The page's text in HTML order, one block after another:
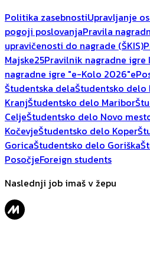
Politika zasebnostiUpravljanje
pogoji poslovanjaPravila
upravičenosti do nagrade (ŠKIS)
Majske25Pravilnik nagradne igre
nagradne igre "e-Kolo 2026"
Študentska delaŠtudentsko delo
KranjŠtudentsko delo Maribor
CeljeŠtudentsko delo Novo
KočevjeŠtudentsko delo Koper
GoricaŠtudentsko delo Goriška
PosočjeForeign students
Naslednji job imaš v žepu